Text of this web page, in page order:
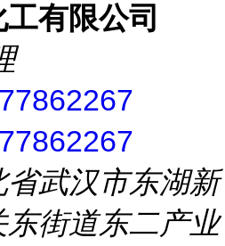
有限公司
省武汉市东湖新
街道东二产业